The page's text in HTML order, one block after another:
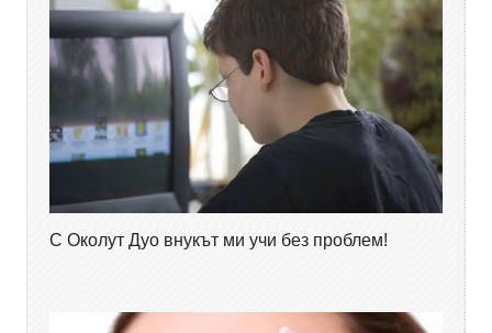
С Околут Дуо внукът ми учи без проблем!